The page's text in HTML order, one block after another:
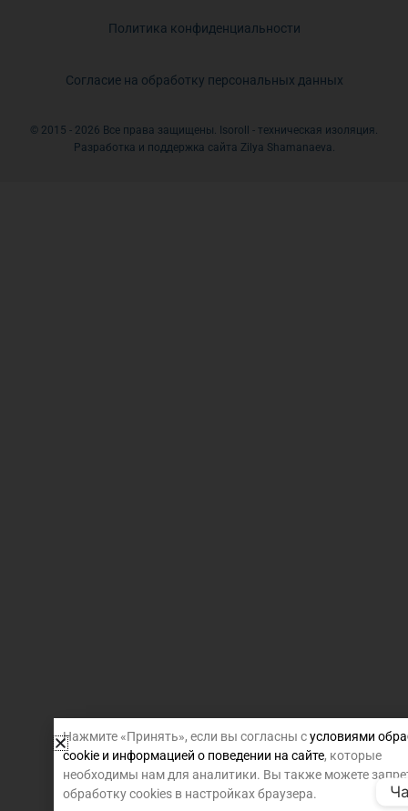
Политика конфиденциальности
Согласие на обработку персональных данных
© 2015 - 2026 Все права защищены. Isoroll - техническая изоляция.
Разработка и поддержка сайта Zilya Shamanaeva.
Нажмите «Принять», если вы согласны сусловиями
cookie и информацией о поведении на сайте, которые
необходимы нам для аналитики. Вы также можете
обработку cookies в настройках браузера.